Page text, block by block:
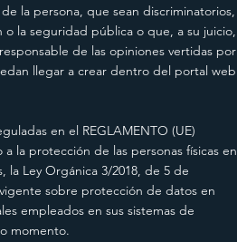
la persona, que sean discriminatorios,
la seguridad pública o que, a su juicio,
de las opiniones vertidas por
llegar a crear dentro del portal web
en el REGLAMENTO (UE)
a la protección de las personas físicas en
Ley Orgánica 3/2018, de 5 de
sobre protección de datos en
empleados en sus sistemas de
momento.